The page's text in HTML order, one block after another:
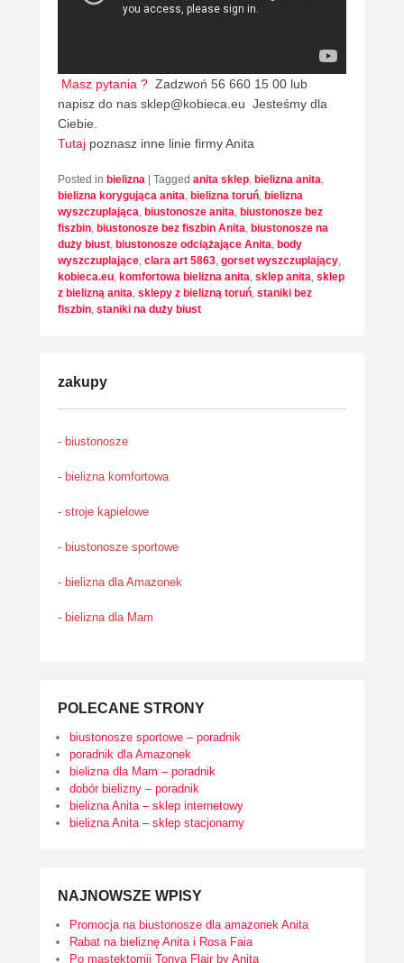
Masz pytania ? Zadzwoń 56 660 15 00 lub
napisz do nas sklep@kobieca.eu Jesteśmy dla
Ciebie.
Tutaj poznasz inne linie firmy Anita
Posted in bielizna Tagged anita sklep, bielizna anita,
bielizna korygująca anita, bielizna toruń, bielizna
wyszczuplająca, biustonosze anita, biustonosze bez
fiszbin, biustonosze bez fiszbin Anita, biustonosze na
duży biust, biustonosze odciążające Anita, body
wyszczuplające, clara art 5863, gorset wyszczuplający,
kobieca.eu, komfortowa bielizna anita, sklep anita, sklep
z bielizną anita, sklepy z bielizną toruń, staniki bez
fiszbin, staniki na duży biust
zakupy
- biustonosze
- bielizna komfortowa
- stroje kąpielowe
- biustonosze sportowe
- bielizna dla Amazonek
- bielizna dla Mam
POLECANE STRONY
biustonosze sportowe – poradnik
poradnik dla Amazonek
bielizna dla Mam – poradnik
dobór bielizny – poradnik
bielizna Anita – sklep internetowy
bielizna Anita – sklep stacjonarny
NAJNOWSZE WPISY
Promocja na biustonosze dla amazonek Anita
Rabat na bieliznę Anita i Rosa Faia
Po mastektomii Tonya Flair by Anita